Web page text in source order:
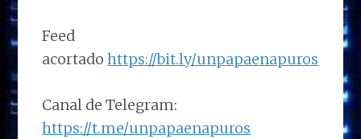
Feed
acortadohttps://bit.ly/unpapaenapuros
Canal de Telegram:
https://t.me/unpapaenapuros